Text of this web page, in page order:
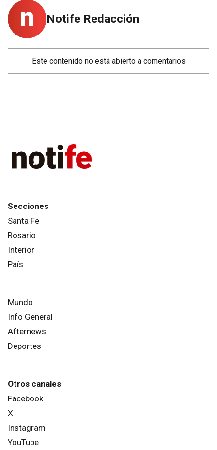
Notife Redacción
Este contenido no está abierto a comentarios
Secciones
Santa Fe
Rosario
Interior
País
Mundo
Info General
Afternews
Deportes
Otros canales
Facebook
X
Instagram
YouTube